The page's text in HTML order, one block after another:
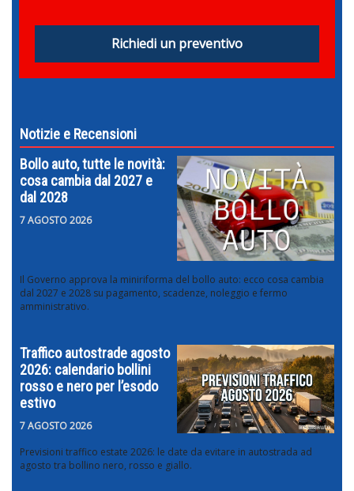
Richiedi un preventivo
Notizie e Recensioni
Bollo auto, tutte le novità:
cosa cambia dal 2027 e
dal 2028
7 AGOSTO 2026
Il Governo approva la miniriforma del bollo auto: ecco cosa cambia
dal 2027 e 2028 su pagamento, scadenze, noleggio e fermo
amministrativo.
Traffico autostrade agosto
2026: calendario bollini
rosso e nero per l’esodo
estivo
7 AGOSTO 2026
Previsioni traffico estate 2026: le date da evitare in autostrada ad
agosto tra bollino nero, rosso e giallo.